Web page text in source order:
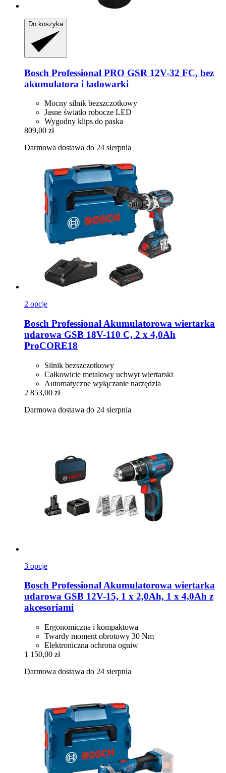
Do koszyka
Bosch Professional PRO GSR 12V-​32 FC, bez
akumulatora i ładowarki
Mocny silnik bezszczotkowy
Jasne światło robocze LED
Wygodny klips do paska
809,00 zł
Darmowa dostawa do 24 sierpnia
2 opcje
Bosch Professional Akumulatorowa wiertarka
udarowa GSB 18V-​110 C, 2 x 4,0Ah
ProCORE18
Silnik bezszczotkowy
Całkowicie metalowy uchwyt wiertarski
Automatyczne wyłączanie narzędzia
2 853,00 zł
Darmowa dostawa do 24 sierpnia
3 opcje
Bosch ProfessionalAkumulatorowa wiertarka
udarowa GSB 12V-​15, 1 x 2,0Ah, 1 x 4,0Ah z
akcesoriami
Ergonomiczna i kompaktowa
Twardy moment obrotowy 30 Nm
Elektroniczna ochrona ogniw
1 150,00 zł
Darmowa dostawa do 24 sierpnia